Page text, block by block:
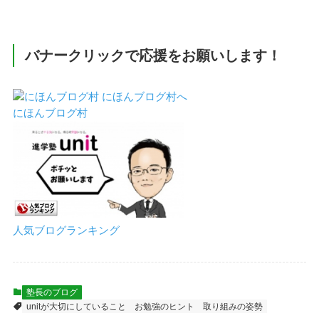
バナークリックで応援をお願いします！
にほんブログ村
人気ブログランキング
塾長のブログ
unitが大切にしていること
お勉強のヒント 取り組みの姿勢